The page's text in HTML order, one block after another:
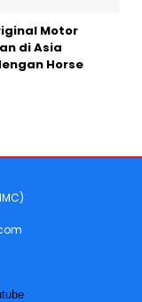
Motor
di Asia
Horse